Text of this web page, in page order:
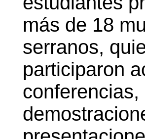
más de 18
serranos,
participaron
conferencias,